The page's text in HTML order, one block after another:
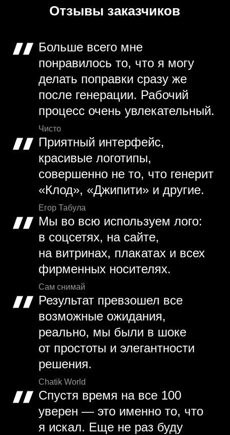
Отзывы заказчиков
Больше всего мне
понравилось то, что я могу
делать поправки сразу же
после генерации. Рабочий
процесс очень увлекательный.
Чисто
Приятный интерфейс,
красивые логотипы,
совершенно не то, что генерит
«Клод», «Джипити» и другие.
Егор Табула
Мы во всю используем лого:
в соцсетях, на сайте,
на витринах, плакатах и всех
фирменных носителях.
Сам снимай
Результат превзошел все
возможные ожидания,
реально, мы были в шоке
от простоты и элегантности
решения.
Chatik World
Спустя время на все 100
уверен — это именно то, что
я искал. Еще не раз буду